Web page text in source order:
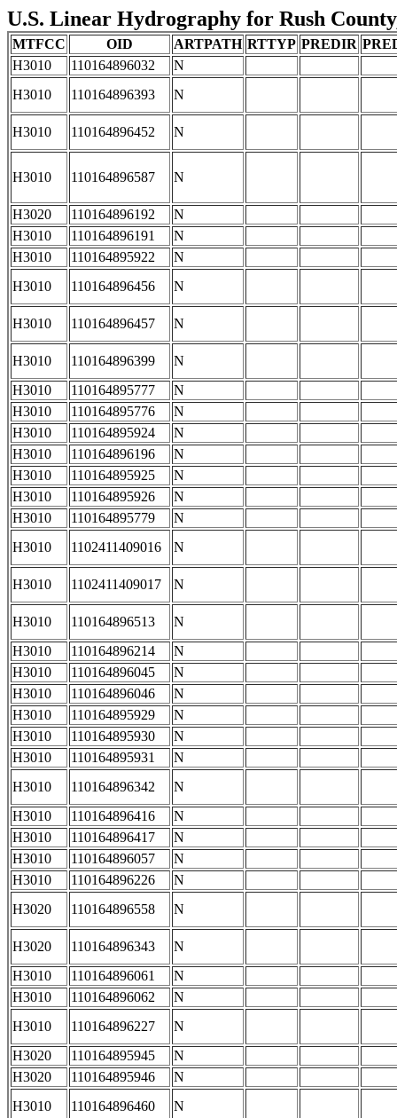
U.S. Linear Hydrography for Rush
MTFCC OID ARTPATH RTTYP PREDIR
H3010
110164896032
N
H3010
110164896393 N
H3010 110164896452 N
H3010 110164896587 N
H3020 110164896192
N
H3010
110164896191
N
H3010
110164895922
N
H3010
110164896456 N
H3010 110164896457 N
H3010 110164896399
N
H3010
110164895777
N
H3010
110164895776
N
H3010
110164895924
N
H3010
110164896196
N
H3010
110164895925
N
H3010
110164895926
N
H3010
110164895779
N
H3010
1102411409016 N
H3010 1102411409017 N
H3010 110164896513
N
H3010
110164896214
N
H3010
110164896045
N
H3010
110164896046
N
H3010
110164895929
N
H3010
110164895930
N
H3010
110164895931
N
H3010
110164896342
N
H3010
110164896416
N
H3010
110164896417
N
H3010
110164896057
N
H3010
110164896226
N
H3020
110164896558 N
H3020 110164896343
N
H3010
110164896061
N
H3010
110164896062
N
H3010
110164896227
N
H3020
110164895945
N
H3020
110164895946
N
H3010
110164896460 N